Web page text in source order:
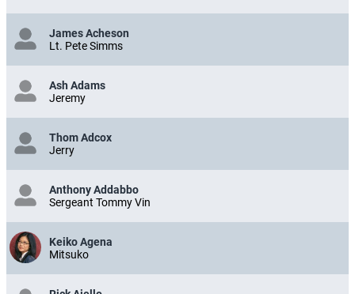
James Acheson
Lt. Pete Simms
Ash Adams
Jeremy
Thom Adcox
Jerry
Anthony Addabbo
Sergeant Tommy Vin
Keiko Agena
Mitsuko